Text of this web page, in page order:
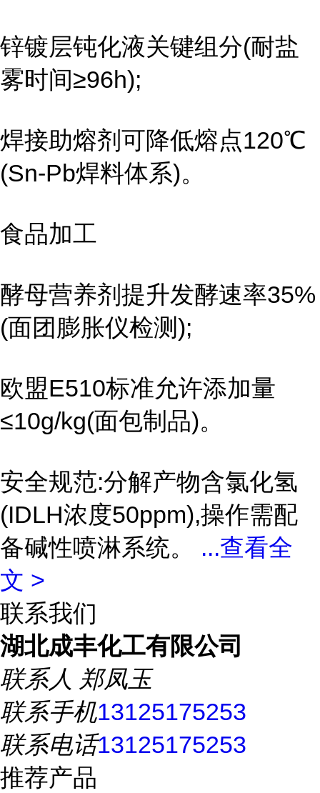
锌镀层钝化液关键组分(耐盐
雾时间≥96h);
焊接助熔剂可降低熔点120℃
(Sn-Pb焊料体系)。
食品加工
酵母营养剂提升发酵速率35%
(面团膨胀仪检测);
欧盟E510标准允许添加量
≤10g/kg(面包制品)。
安全规范:分解产物含氯化氢
(IDLH浓度50ppm),操作需配
备碱性喷淋系统。 ...查看全
文 >
联系我们
湖北成丰化工有限公司
联系人 郑凤玉
联系手机13125175253
联系电话13125175253
推荐产品